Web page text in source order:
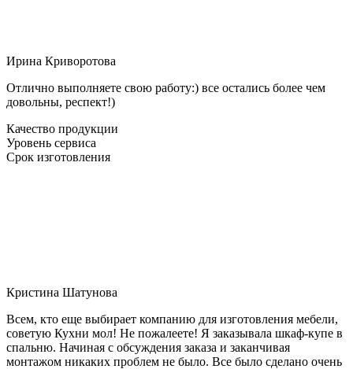
Ирина Криворотова
Отлично выполняете свою работу:) все остались более чем
довольны, респект!)
Качество продукции
Уровень сервиса
Срок изготовления
Кристина Шатунова
Всем, кто еще выбирает компанию для изготовления мебели,
советую Кухни мол! Не пожалеете! Я заказывала шкаф-купе в
спальню. Начиная с обсуждения заказа и заканчивая
монтажом никаких проблем не было. Все было сделано очень